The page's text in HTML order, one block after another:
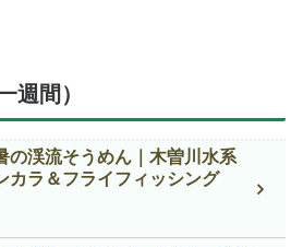
週間）
の渓流そうめん｜木曽川水系
カラ＆フライフィッシング